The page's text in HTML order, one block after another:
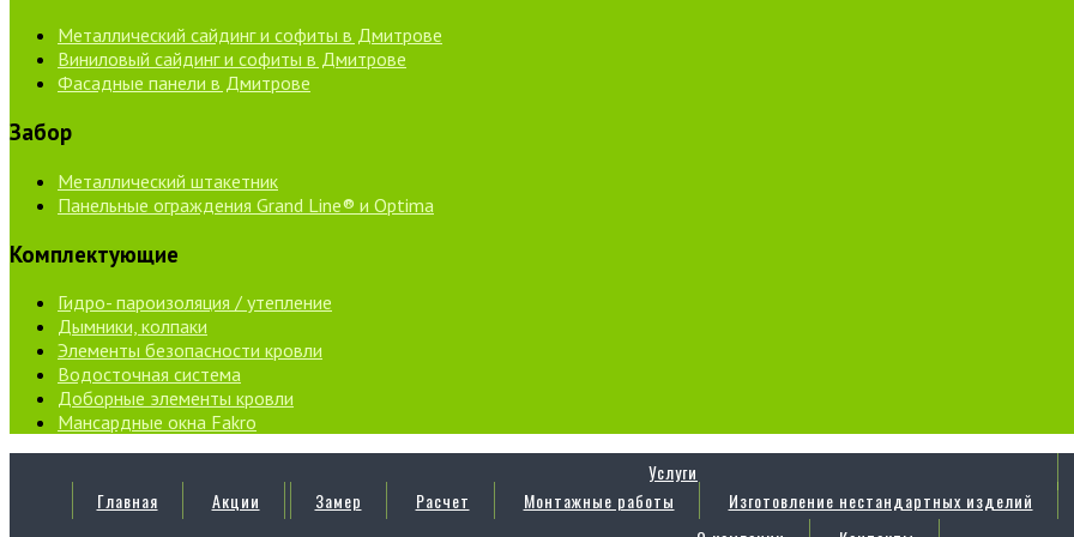
Металлический сайдинг и софиты в Дмитрове
Виниловый сайдинг и софиты в Дмитрове
Фасадные панели в Дмитрове
Забор
Металлический штакетник
Панельные ограждения Grand Line® и Optima
Комплектующие
Гидро- пароизоляция / утепление
Дымники, колпаки
Элементы безопасности кровли
Водосточная система
Доборные элементы кровли
Мансардные окна Fakro
Главная Акции
Услуги
Замер
Расчет Монтажные работы Изготовление нестандартных изделий